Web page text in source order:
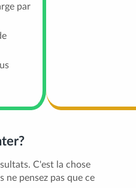
par
C'est la chose
ne pensez pas que ce